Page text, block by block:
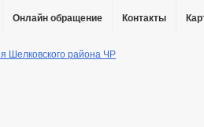
Онлайн обращение Контакты